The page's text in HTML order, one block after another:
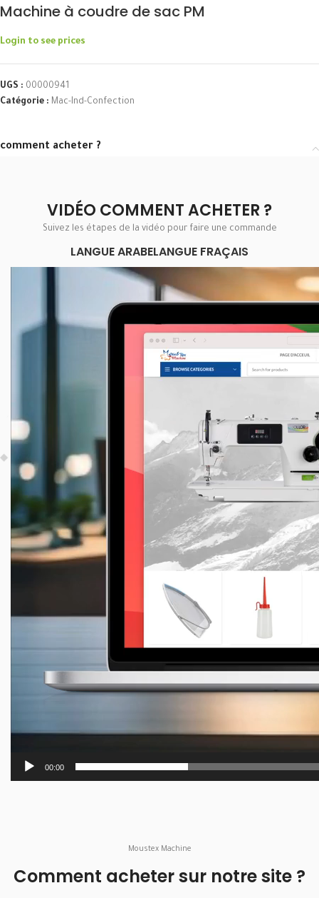
Machine à coudre de sac PM
Login to see prices
UGS : 00000941
Catégorie : Mac-Ind-Confection
comment acheter ?
Moustex Machine
Comment acheter sur notre site ?
VIDÉO COMMENT ACHETER ?
Suivez les étapes de la vidéo pour faire une commande
LANGUE ARABELANGUE FRAÇAIS
00:00